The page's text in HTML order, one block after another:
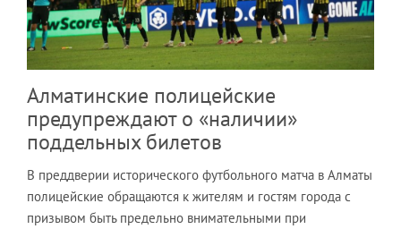
Алматинские полицейские
предупреждают о «наличии»
поддельных билетов
В преддверии исторического футбольного матча в Алматы
полицейские обращаются к жителям и гостям города с
призывом быть предельно внимательными при